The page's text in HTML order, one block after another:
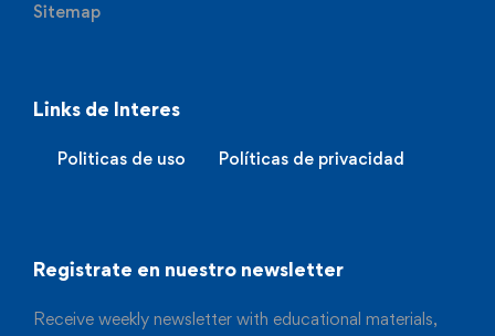
Sitemap
Links de Interes
Politicas de uso Políticas de privacidad
Registrate en nuestro newsletter
Receive weekly newsletter with educational materials,